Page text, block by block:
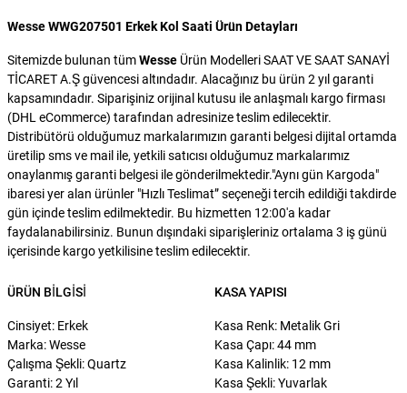
Wesse WWG207501 Erkek Kol Saati Ürün Detayları
Sitemizde bulunan tümWesse Ürün Modelleri SAAT VE SAAT SANAYİ
TİCARET A.Ş güvencesi altındadır. Alacağınız bu ürün 2 yıl garanti
kapsamındadır. Siparişiniz orijinal kutusu ile anlaşmalı kargo firması
(DHL eCommerce) tarafından adresinize teslim edilecektir.
Distribütörü olduğumuz markalarımızın garanti belgesi dijital ortamda
üretilip sms ve mail ile, yetkili satıcısı olduğumuz markalarımız
onaylanmış garanti belgesi ile gönderilmektedir."Aynı gün Kargoda"
ibaresi yer alan ürünler "Hızlı Teslimat” seçeneği tercih edildiği takdirde
gün içinde teslim edilmektedir. Bu hizmetten 12:00'a kadar
faydalanabilirsiniz. Bunun dışındaki siparişleriniz ortalama 3 iş günü
içerisinde kargo yetkilisine teslim edilecektir.
ÜRÜN BILGISI
Cinsiyet: Erkek
Marka: Wesse
Çalışma Şekli: Quartz
Garanti: 2 Yıl
KASA YAPISI
Kasa Renk: Metalik Gri
Kasa Çapı: 44 mm
Kasa Kalinlik: 12 mm
Kasa Şekli: Yuvarlak